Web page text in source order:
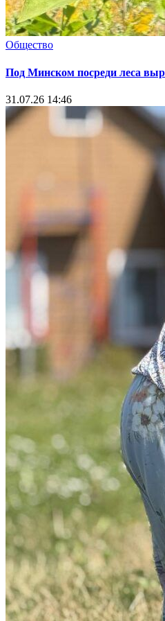
Общество
Под Минском посреди леса
31.07.26 14:46